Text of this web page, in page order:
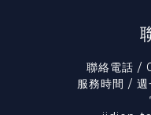
聯絡電話 /
服務時間 /